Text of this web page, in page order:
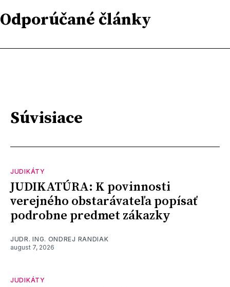
Odporúčané články
Súvisiace
JUDIKÁTY
JUDIKATÚRA: K povinnosti
verejného obstarávateľa popísať
podrobne predmet zákazky
JUDR. ING. ONDREJ RANDIAK
august 7, 2026
JUDIKÁTY